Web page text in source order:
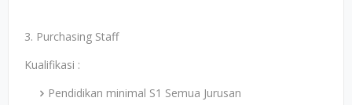
3. Purchasing Staff
Kualifikasi :
Pendidikan minimal S1 Semua Jurusan